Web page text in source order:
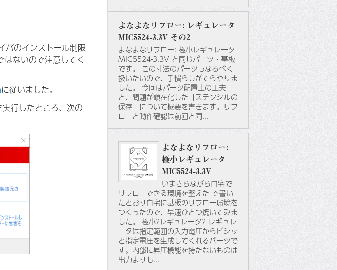
のインストール制限
ないので注意してく
に従いました。
行したところ、次の
よなよなリフロー: レギュレータ
MIC5524-3.3V その2
よなよなリフロー: 極小レギュレータ
MIC5524-3.3V と同じパーツ・基板
です。 この寸法のパーツもなるべく
扱いたいので、手慣らしがてらやりま
した。 今回はパーツ配置上の工夫
と、問題が顕在化した「ステンシルの
保存」について概要を書きます。リフ
ローと動作確認は前回と同...
よなよなリフロー:
極小レギュレータ
MIC5524-3.3V
いまさらながら自宅で
リフローできる環境を整えた で書い
たとおり自宅に基板のリフロー環境を
つくったので、早速ひとつ焼いてみま
した。 極小?レギュレータ? レギュレ
ータは指定範囲の入力電圧からビシッ
と指定電圧を生成してくれるパーツで
す。内部に昇圧機能を持たないものは
出力よりも...